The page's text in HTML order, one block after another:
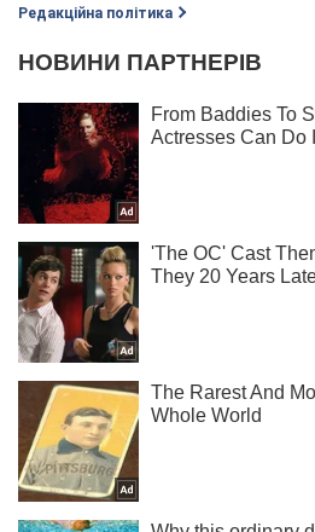
Редакційна політика